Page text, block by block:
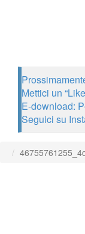
Mettici un
E-download:
Seguici su